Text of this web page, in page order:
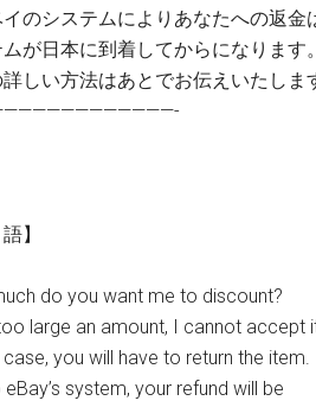
のシステムによりあなたへの返金
が日本に到着してからになります。
しい方法はあとでお伝えいたしま
】
do you want me to discount?
large an amount, I cannot accept
case, you will have to return the item.
eBay’s system, your refund will be